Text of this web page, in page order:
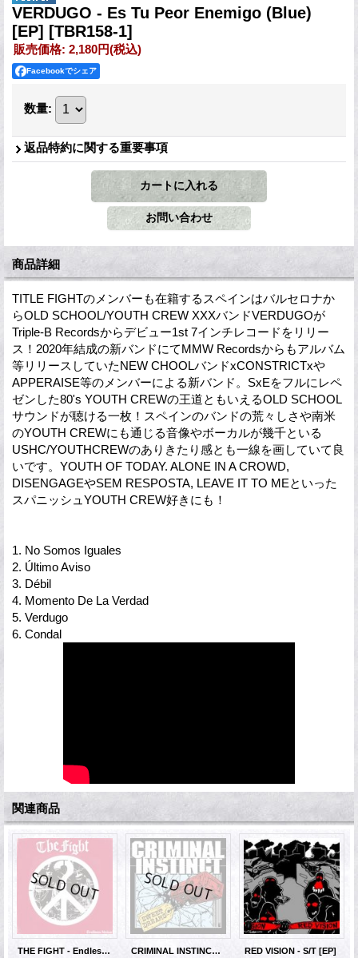
VERDUGO - Es Tu Peor Enemigo (Blue)
[EP] [TBR158-1]
販売価格: 2,180円(税込)
Facebookでシェア
数量:
返品特約に関する重要事項
商品詳細
TITLE FIGHTのメンバーも在籍するスペインはバルセロナか
らOLD SCHOOL/YOUTH CREW XXXバンドVERDUGOが
Triple-B Recordsからデビュー1st 7インチレコードをリリー
ス！2020年結成の新バンドにてMMW Recordsからもアルバム
等リリースしていたNEW CHOOLバンドxCONSTRICTxや
APPERAISE等のメンバーによる新バンド。SxEをフルにレペ
ゼンした80's YOUTH CREWの王道ともいえるOLD SCHOOL
サウンドが聴ける一枚！スペインのバンドの荒々しさや南米
のYOUTH CREWにも通じる音像やボーカルが幾千といる
USHC/YOUTHCREWのありきたり感とも一線を画していて良
いです。YOUTH OF TODAY. ALONE IN A CROWD,
DISENGAGEやSEM RESPOSTA, LEAVE IT TO MEといった
スパニッシュYOUTH CREW好きにも！
1. No Somos Iguales
2. Último Aviso
3. Débil
4. Momento De La Verdad
5. Verdugo
6. Condal
関連商品
THE FIGHT - Endless Noise [LP] CRIMINAL INSTINCT - Sweet Dreams [EP] RED VISION - S/T [EP]